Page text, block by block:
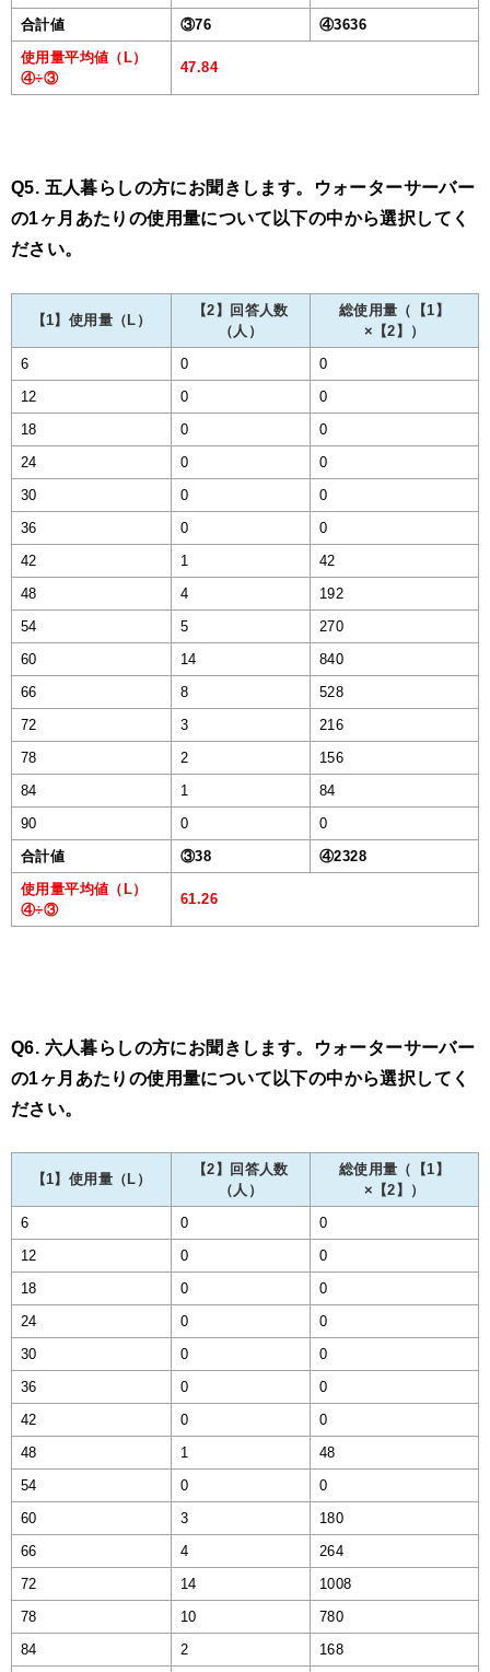
合計値
③76
④3636
使用量平均値（L）
④÷③
47.84
Q5. 五人暮らしの方にお聞きします。ウォーターサーバー
の1ヶ月あたりの使用量について以下の中から選択してく
ださい。
【1】使用量（L）
【2】回答人数
（人）
総使用量（【1】
×【2】）
6
0
0
12
0
0
18
0
0
24
0
0
30
0
0
36
0
0
42
1
42
48
4
192
54
5
270
60
14
840
66
8
528
72
3
216
78
2
156
84
1
84
90
0
0
合計値
③38
④2328
使用量平均値（L）
④÷③
61.26
Q6. 六人暮らしの方にお聞きします。ウォーターサーバー
の1ヶ月あたりの使用量について以下の中から選択してく
ださい。
【1】使用量（L）
【2】回答人数
（人）
総使用量（【1】
×【2】）
6
0
0
12
0
0
18
0
0
24
0
0
30
0
0
36
0
0
42
0
0
48
1
48
54
0
0
60
3
180
66
4
264
72
14
1008
78
10
780
84
2
168